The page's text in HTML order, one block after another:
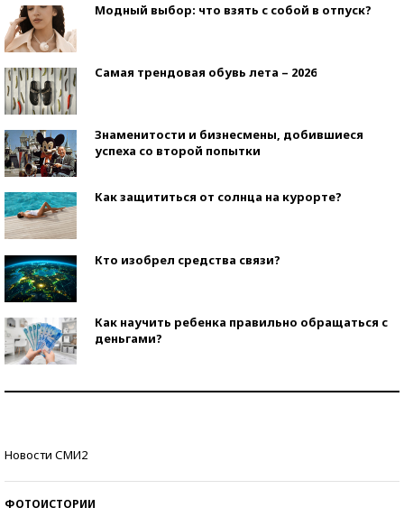
Модный выбор: что взять с собой в отпуск?
Самая трендовая обувь лета – 2026
Знаменитости и бизнесмены, добившиеся
успеха со второй попытки
Как защититься от солнца на курорте?
Кто изобрел средства связи?
Как научить ребенка правильно обращаться с
деньгами?
Новости СМИ2
ФОТОИСТОРИИ